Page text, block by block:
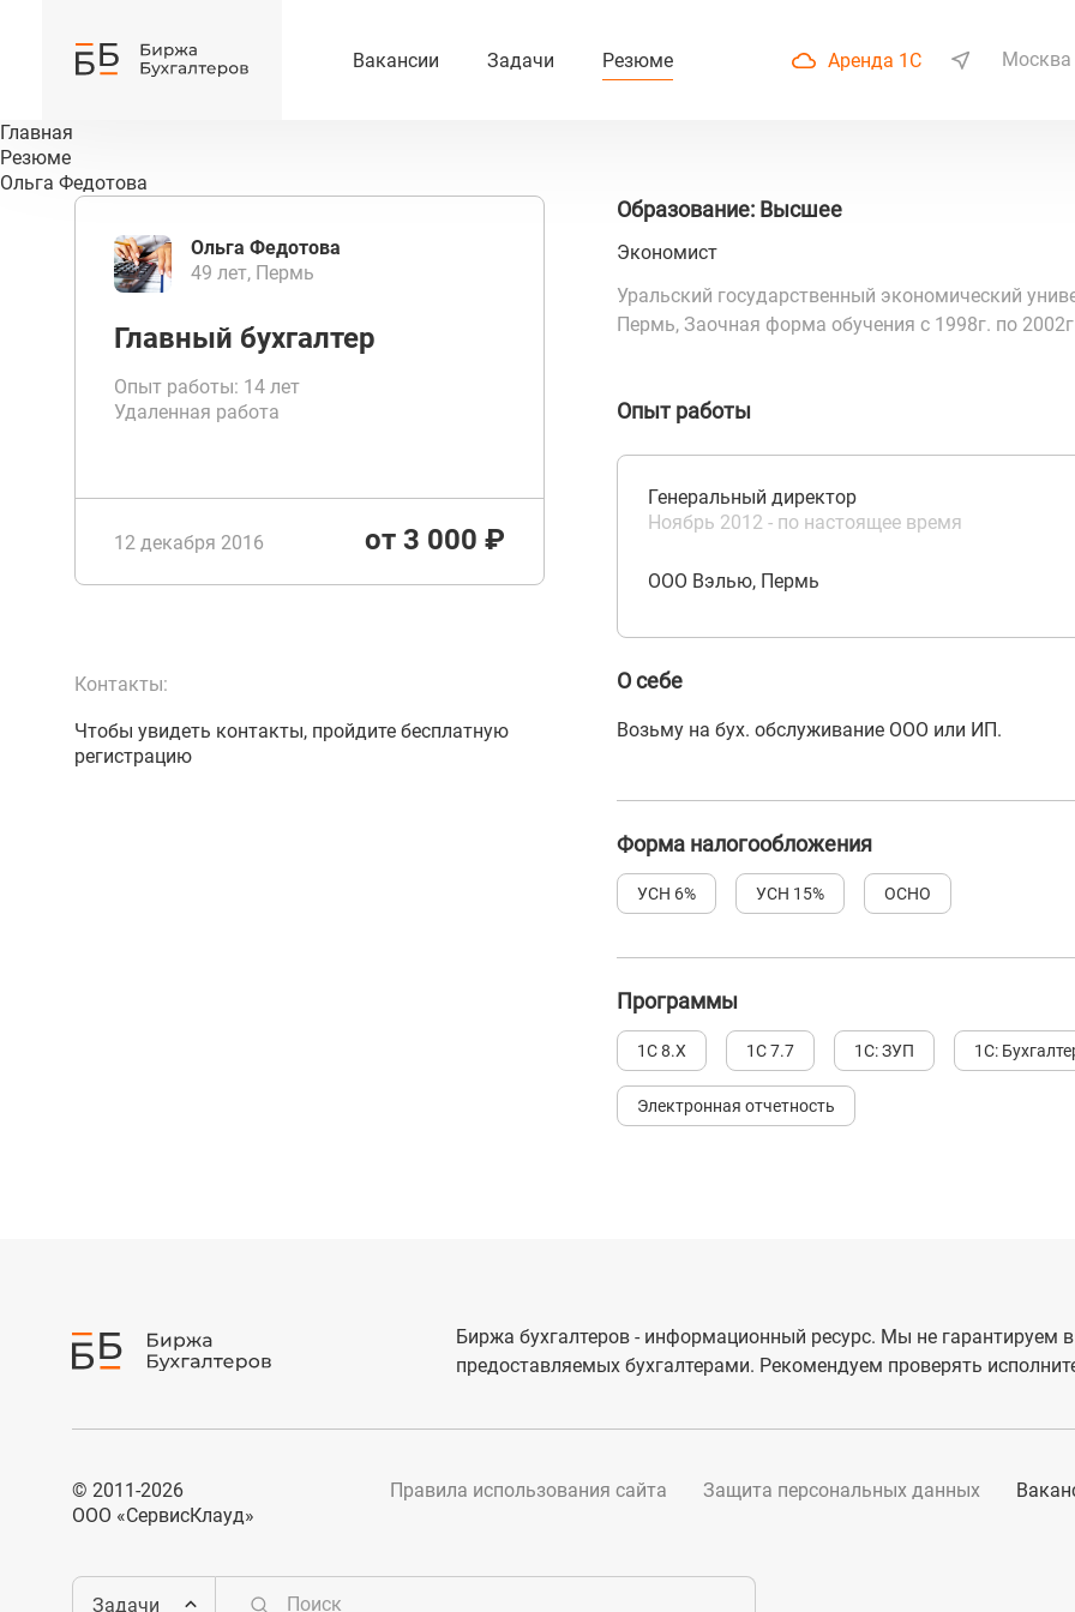
Вакансии Задачи Резюме Аренда 1С Москва
Главная
Резюме
Ольга Федотова
Ольга Федотова
49 лет, Пермь
Главный бухгалтер
Опыт работы: 14 лет
Удаленная работа
12 декабря 2016 от 3 000 ₽
Контакты:
Чтобы увидеть контакты, пройдите бесплатную
регистрацию
Образование: Высшее
Экономист
Уральский государственный экономический
Пермь, Заочная форма обучения с 1998г. по
Опыт работы
Генеральный директор
Ноябрь 2012 - по настоящее время
ООО Вэлью, Пермь
О себе
Возьму на бух. обслуживание ООО или ИП.
Форма налогообложения
УСН 6% УСН 15% ОСНО
Программы
1С 8.Х 1С 7.7 1С: ЗУП 1С:
Электронная отчетность
Биржа бухгалтеров - информационный ресурс. Мы не гарантируем
предоставляемых бухгалтерами. Рекомендуем проверять
© 2011-2026
ООО «СервисКлауд»
Правила использования сайта Защита персональных данных
Задачи